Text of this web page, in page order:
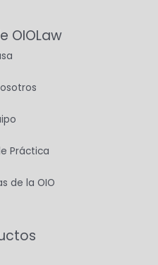
OIOLaw
Práctica
de la OIO